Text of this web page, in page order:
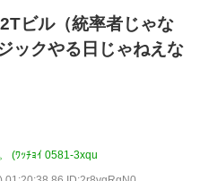
ビル（統率者じゃな
ックやる日じゃねえな
(ﾜｯﾁｮｲ 0581-3xqu